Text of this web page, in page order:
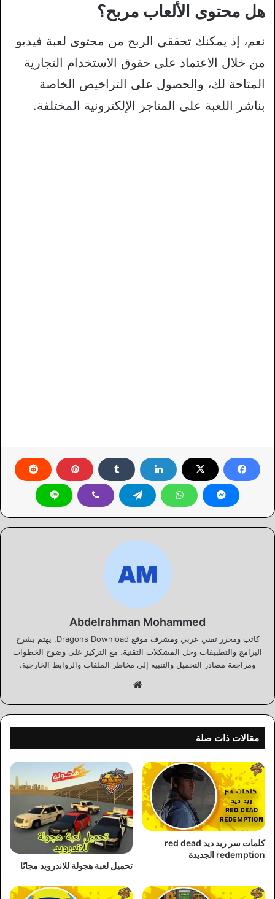
هل محتوى الألعاب مربح؟
نعم، إذ يمكنك تحققي الربح من محتوى لعبة فيديو
من خلال الاعتماد على حقوق الاستخدام التجارية
المتاحة لك، والحصول على التراخيص الخاصة
بناشر اللعبة على المتاجر الإلكترونية المختلفة.
Abdelrahman Mohammed
كاتب ومحرر تقني عربي ومشرف موقع Dragons Download. يهتم بشرح
البرامج والتطبيقات وحل المشكلات التقنية، مع التركيز على وضوح الخطوات
ومراجعة مصادر التحميل والتنبيه إلى مخاطر الملفات والروابط الخارجية.
مقالات ذات صلة
كلمات سر ريد ديد red dead
redemption الجديدة
تحميل لعبة هجولة للاندرويد مجانًا